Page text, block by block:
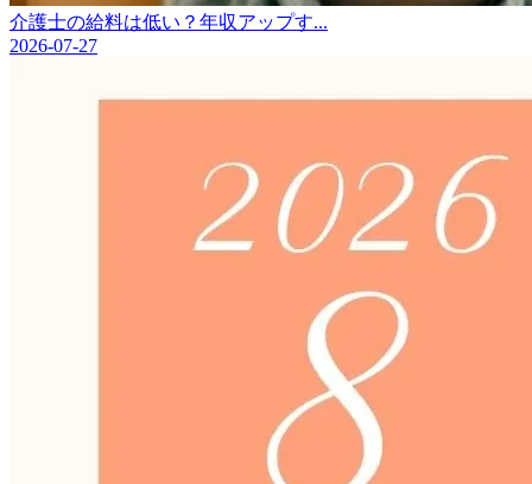
介護士の給料は低い？年収アップす...
2026-07-27